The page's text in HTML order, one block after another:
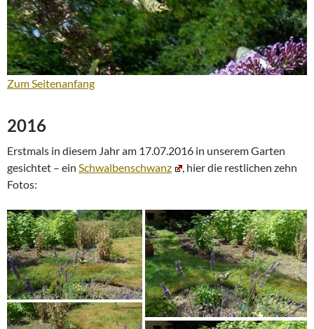
Zum Seitenanfang
2016
Erstmals in diesem Jahr am 17.07.2016 in unserem Garten
gesichtet – ein Schwalbenschwanz
, hier die restlichen zehn
Fotos: